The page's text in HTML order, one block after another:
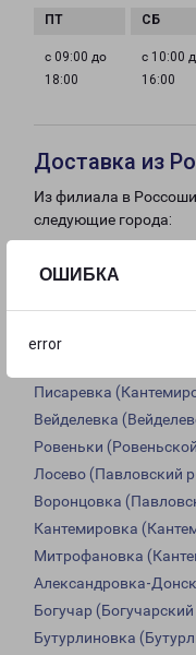
ОШИБКА
error
с 09:00 до
18:00
с 10:00
16:00
Доставка из
Из филиала в
следующие города:
Петропавловка
Нижний Кисляй
Нижний Мамон
Писаревка
Вейделевка
Ровеньки
Лосево (Павловский
Воронцовка
Кантемировка
Митрофановка
Александровка-
Богучар
Бутурлиновка